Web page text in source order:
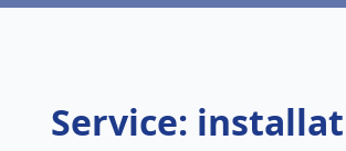
Service: